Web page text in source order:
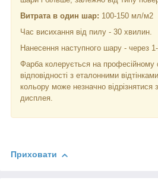
Витрата в один шар: 100-150 мл/м2
Час висихання від пилу - 30 хвилин.
Нанесення наступного шару - через
Фарба колерується на професійному
відповідності з еталонними
кольору може незначно відрізнятися
дисплея.
Приховати